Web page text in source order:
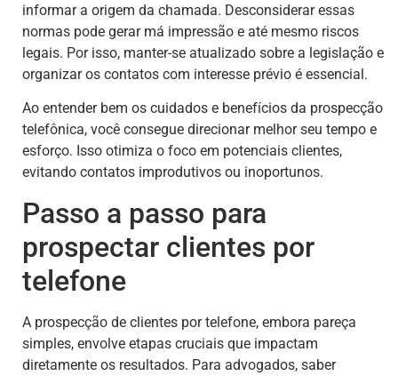
informar a origem da chamada. Desconsiderar essas
normas pode gerar má impressão e até mesmo riscos
legais. Por isso, manter-se atualizado sobre a legislação e
organizar os contatos com interesse prévio é essencial.
Ao entender bem os cuidados e benefícios da prospecção
telefônica, você consegue direcionar melhor seu tempo e
esforço. Isso otimiza o foco em potenciais clientes,
evitando contatos improdutivos ou inoportunos.
Passo a passo para
prospectar clientes por
telefone
A prospecção de clientes por telefone, embora pareça
simples, envolve etapas cruciais que impactam
diretamente os resultados. Para advogados, saber